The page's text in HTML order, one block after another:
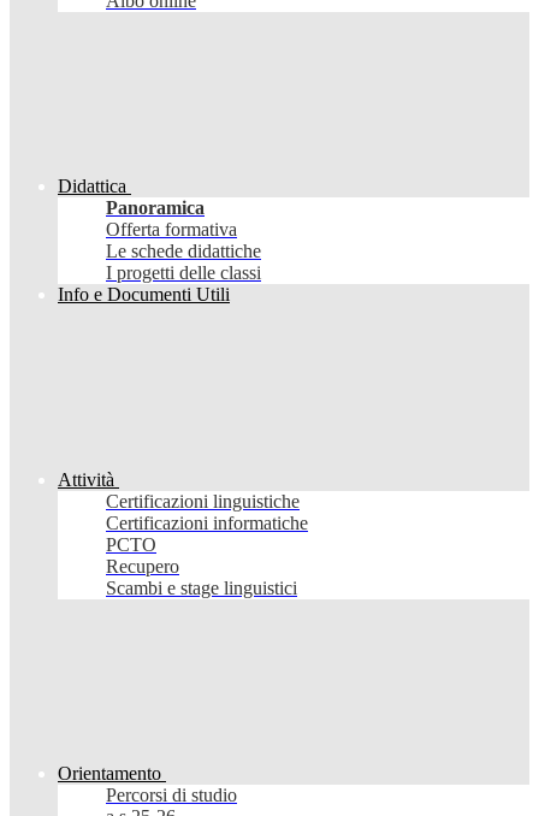
Didattica
Panoramica
Offerta formativa
Le schede didattiche
I progetti delle classi
Info e Documenti Utili
Attività
Certificazioni linguistiche
Certificazioni informatiche
PCTO
Recupero
Scambi e stage linguistici
Orientamento
Percorsi di studio